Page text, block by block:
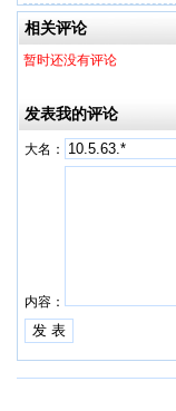
相关评论
暂时还没有评论
发表我的评论
大名：
内容：